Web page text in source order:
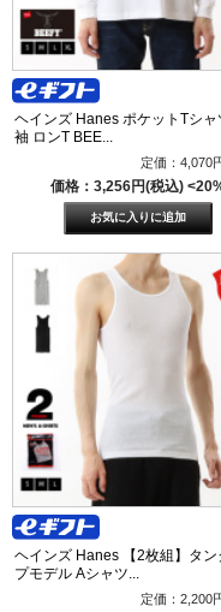
ヘインズ Hanes ポケットTシャ
袖 ロンT BEE...
定価：4,070
価格：3,256円(税込)
ヘインズ Hanes 【2枚組】タン
プモデル Aシャツ...
定価：2,200